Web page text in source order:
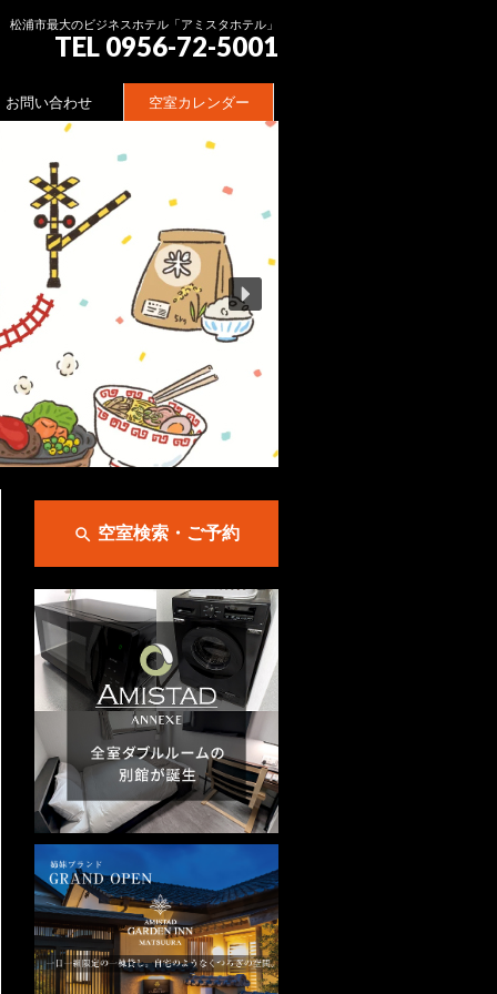
松浦市最大のビジネスホテル「アミスタホテル」
TEL 0956-72-5001
お問い合わせ 空室カレンダー
 空室検索・ご予約